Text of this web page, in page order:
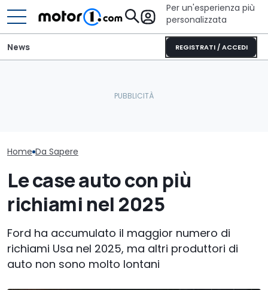
Per un'esperienza più
personalizzata
REGISTRATI / ACCEDI
News
Home Da Sapere
Le case auto con più
richiami nel 2025
Ford ha accumulato il maggior numero di
richiami Usa nel 2025, ma altri produttori di
auto non sono molto lontani